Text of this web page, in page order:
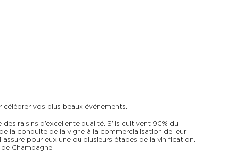
vos plus beaux événements.
raisins d’excellente qualité. S’ils cultivent 90% du
la conduite de la vigne à la commercialisation de leur
pour eux une ou plusieurs étapes de la vinification.
Champagne.